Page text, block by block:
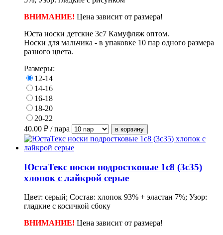
ВНИМАНИЕ! Цена зависит от размера!
Юста носки детские 3с7 Камуфляж оптом.
Носки для мальчика - в упаковке 10 пар одного размера
разного цвета.
Размеры:
12-14
14-16
16-18
18-20
20-22
40.00 ₽ / пара
ЮстаТекс носки подростковые 1с8 (3с35)
хлопок с лайкрой серые
Цвет: серый; Состав: хлопок 93% + эластан 7%; Узор:
гладкие с косичкой сбоку
ВНИМАНИЕ! Цена зависит от размера!